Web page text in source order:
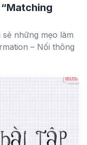
những mẹo làm
– Nối thông